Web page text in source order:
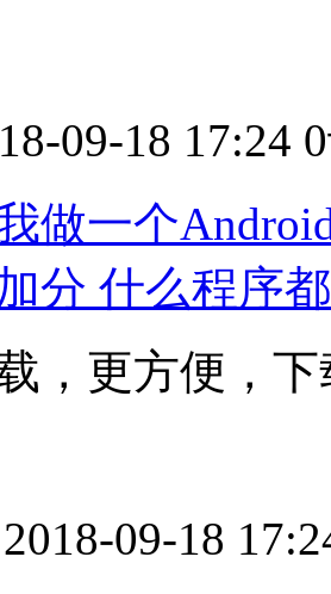
09-18 17:24
做一个
分 什么程序
，更方便，
2018-09-18